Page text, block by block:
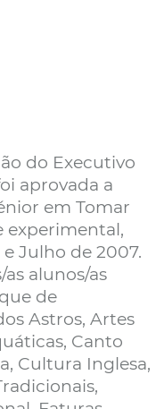
do Executivo
aprovada a
em Tomar
experimental,
Julho de 2007.
as alunos/as
de
Astros, Artes
Canto
Cultura Inglesa,